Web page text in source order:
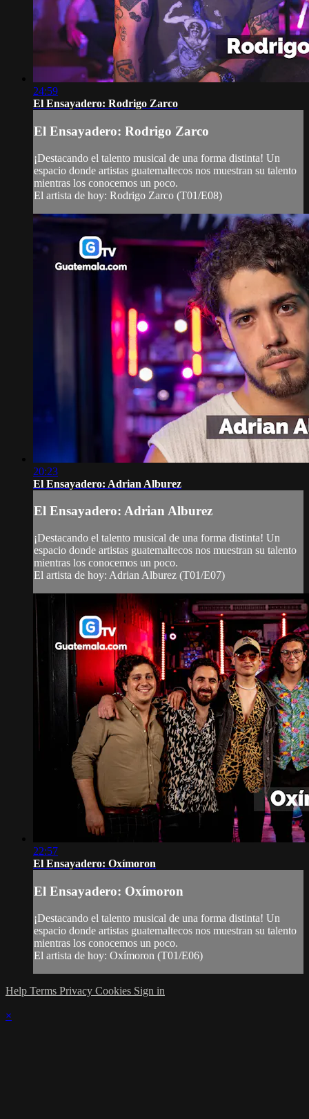
24:59
El Ensayadero: Rodrigo Zarco
El Ensayadero: Rodrigo Zarco
¡Destacando el talento musical de una forma distinta! Un
espacio donde artistas guatemaltecos nos muestran su talento
mientras los conocemos un poco.
El artista de hoy: Rodrigo Zarco (T01/E08)
20:23
El Ensayadero: Adrian Alburez
El Ensayadero: Adrian Alburez
¡Destacando el talento musical de una forma distinta! Un
espacio donde artistas guatemaltecos nos muestran su talento
mientras los conocemos un poco.
El artista de hoy: Adrian Alburez (T01/E07)
22:57
El Ensayadero: Oxímoron
El Ensayadero: Oxímoron
¡Destacando el talento musical de una forma distinta! Un
espacio donde artistas guatemaltecos nos muestran su talento
mientras los conocemos un poco.
El artista de hoy: Oxímoron (T01/E06)
Help Terms Privacy Cookies Sign in
×